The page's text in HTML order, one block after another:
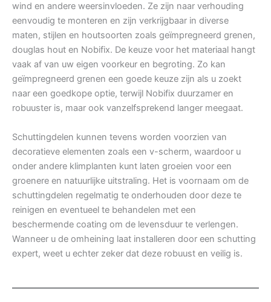
wind en andere weersinvloeden. Ze zijn naar verhouding
eenvoudig te monteren en zijn verkrijgbaar in diverse
maten, stijlen en houtsoorten zoals geïmpregneerd grenen,
douglas hout en Nobifix. De keuze voor het materiaal hangt
vaak af van uw eigen voorkeur en begroting. Zo kan
geïmpregneerd grenen een goede keuze zijn als u zoekt
naar een goedkope optie, terwijl Nobifix duurzamer en
robuuster is, maar ook vanzelfsprekend langer meegaat.
Schuttingdelen kunnen tevens worden voorzien van
decoratieve elementen zoals een v-scherm, waardoor u
onder andere klimplanten kunt laten groeien voor een
groenere en natuurlijke uitstraling. Het is voornaam om de
schuttingdelen regelmatig te onderhouden door deze te
reinigen en eventueel te behandelen met een
beschermende coating om de levensduur te verlengen.
Wanneer u de omheining laat installeren door een schutting
expert, weet u echter zeker dat deze robuust en veilig is.